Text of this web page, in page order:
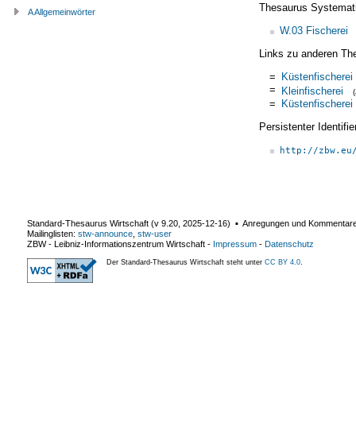
Thesaurus
W.03 Fischerei
Links zu anderen
= Küstenfischerei
= Kleinfischerei
= Küstenfischerei
Persistenter
http://
A Allgemeinwörter
Standard-Thesaurus Wirtschaft (v 9.20 2025-12-16) ▪ Anregungen und
Mailinglisten: stw-announce stw-user
ZBW - Leibniz-Informationszentrum Wirtschaft - Impressum - Datenschutz
Der Standard-Thesaurus Wirtschaft steht unter CC BY 4.0